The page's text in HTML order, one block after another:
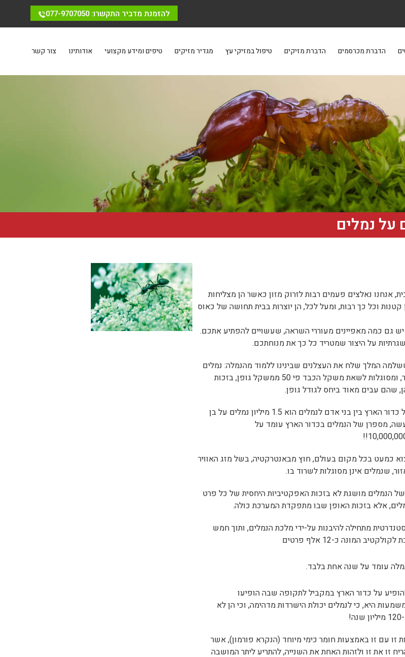
להזמנת מדביר התקשרו: 077-9707050
הדברת מכרסמים הדברת מזיקים טיפול במזיקי עץ מגדיר מזיקים טיפים ומידע מקצועי אודותינו צור קשר
נמלים
אנחנו נאלצים פעמים רבות לזרוק מזון כאשר הן מצליחות
קטנות וכל כך רבות, ומעל לכל, הן יוצרות בבית תחושה של כאוס
יש גם כמה מאפיינים מעוררי השראה, שעשויים להפתיע אתכם.
על היצור שמטריד כל כך את מנוחתכם.
המלך שלח את העצלנים שבינינו ללמוד מהנמלה: נמלים
הן חרוצות ביותר, ומסוגלות לשאת משקל הכבד פי 50 ממשקל גופן, בזכות
שהם עבים מאוד ביחס לגודל גופן.
היחס שקיים על כדור הארץ בין בני אדם לנמלים הוא 1.5 מיליון נמלים על בן
מספרן של הנמלים בכדור הארץ עומד על
כמעט בכל מקום בעולם, חוץ מבאנטרקטיה, בשל מזג האוויר
שנמלים אינן מסוגלות לשרוד בו.
של הנמלים מושגת לא בזכות האפקטיביות היחסית של כל פרט
אלא בזכות האופן שבו מתפקדת המערכת כולה.
מתחילה להיבנות על-ידי מלכת הנמלים, ותוך חמש
המונה כ-12 אלף פרטים
עומד על שנה אחת בלבד.
על כדור הארץ במקביל לתקופה שבה הופיעו
היא, כי לנמלים יכולת הישרדות מדהימה, וכי הן לא
זו עם זו באמצעות חומר כימי מיוחד (הנקרא פורמון), אשר
זו את זו ולזהות האחת את השנייה, להתריע ליתר המושבה